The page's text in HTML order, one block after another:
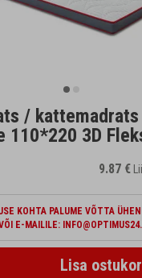
/
110*220 3D
9.87 €
KOHTA PALUME VÕTTA
E-MAILILE:
Lisa